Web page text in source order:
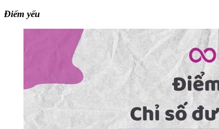
Điểm yếu